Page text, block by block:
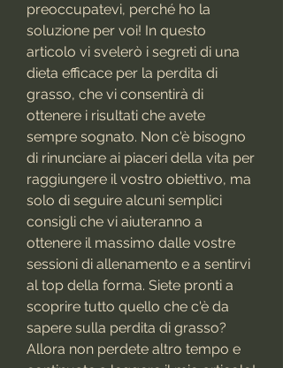
preoccupatevi, perché ho la
soluzione per voi! In questo
articolo vi svelerò i segreti di una
dieta efficace per la perdita di
grasso, che vi consentirà di
ottenere i risultati che avete
sempre sognato. Non c'è bisogno
di rinunciare ai piaceri della vita per
raggiungere il vostro obiettivo, ma
solo di seguire alcuni semplici
consigli che vi aiuteranno a
ottenere il massimo dalle vostre
sessioni di allenamento e a sentirvi
al top della forma. Siete pronti a
scoprire tutto quello che c'è da
sapere sulla perdita di grasso?
Allora non perdete altro tempo e